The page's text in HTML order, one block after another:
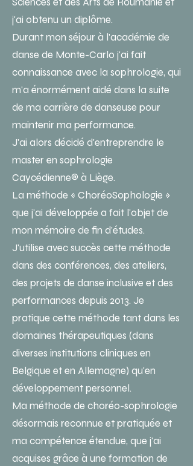
j'ai obtenu un diplôme.
​Durant mon séjour à l'académie de
danse de Monte-Carlo j'ai fait
connaissance avec la sophrologie, qui
m'a énormément aidé dans la suite
de ma carrière de danseuse pour
maintenir ma performance.
J'ai alors décidé d'entreprendre le
master en sophrologie
Caycédienne® à Liège.
La méthode « ChoréoSophologie »
que j'ai développée a fait l'objet de
mon mémoire de fin d'études.
J'utilise avec succès cette méthode
dans des conférences, des ateliers,
des projets de danse inclusive et des
performances depuis 2013. Je
pratique cette méthode tant dans les
domaines thérapeutiques (dans
diverses institutions cliniques en
Belgique et en Allemagne) qu'en
développement personnel.
Ma méthode de choréo-sophrologie
désormais reconnue et pratiquée et
ma compétence étendue, que j'ai
acquises grâce à une formation de